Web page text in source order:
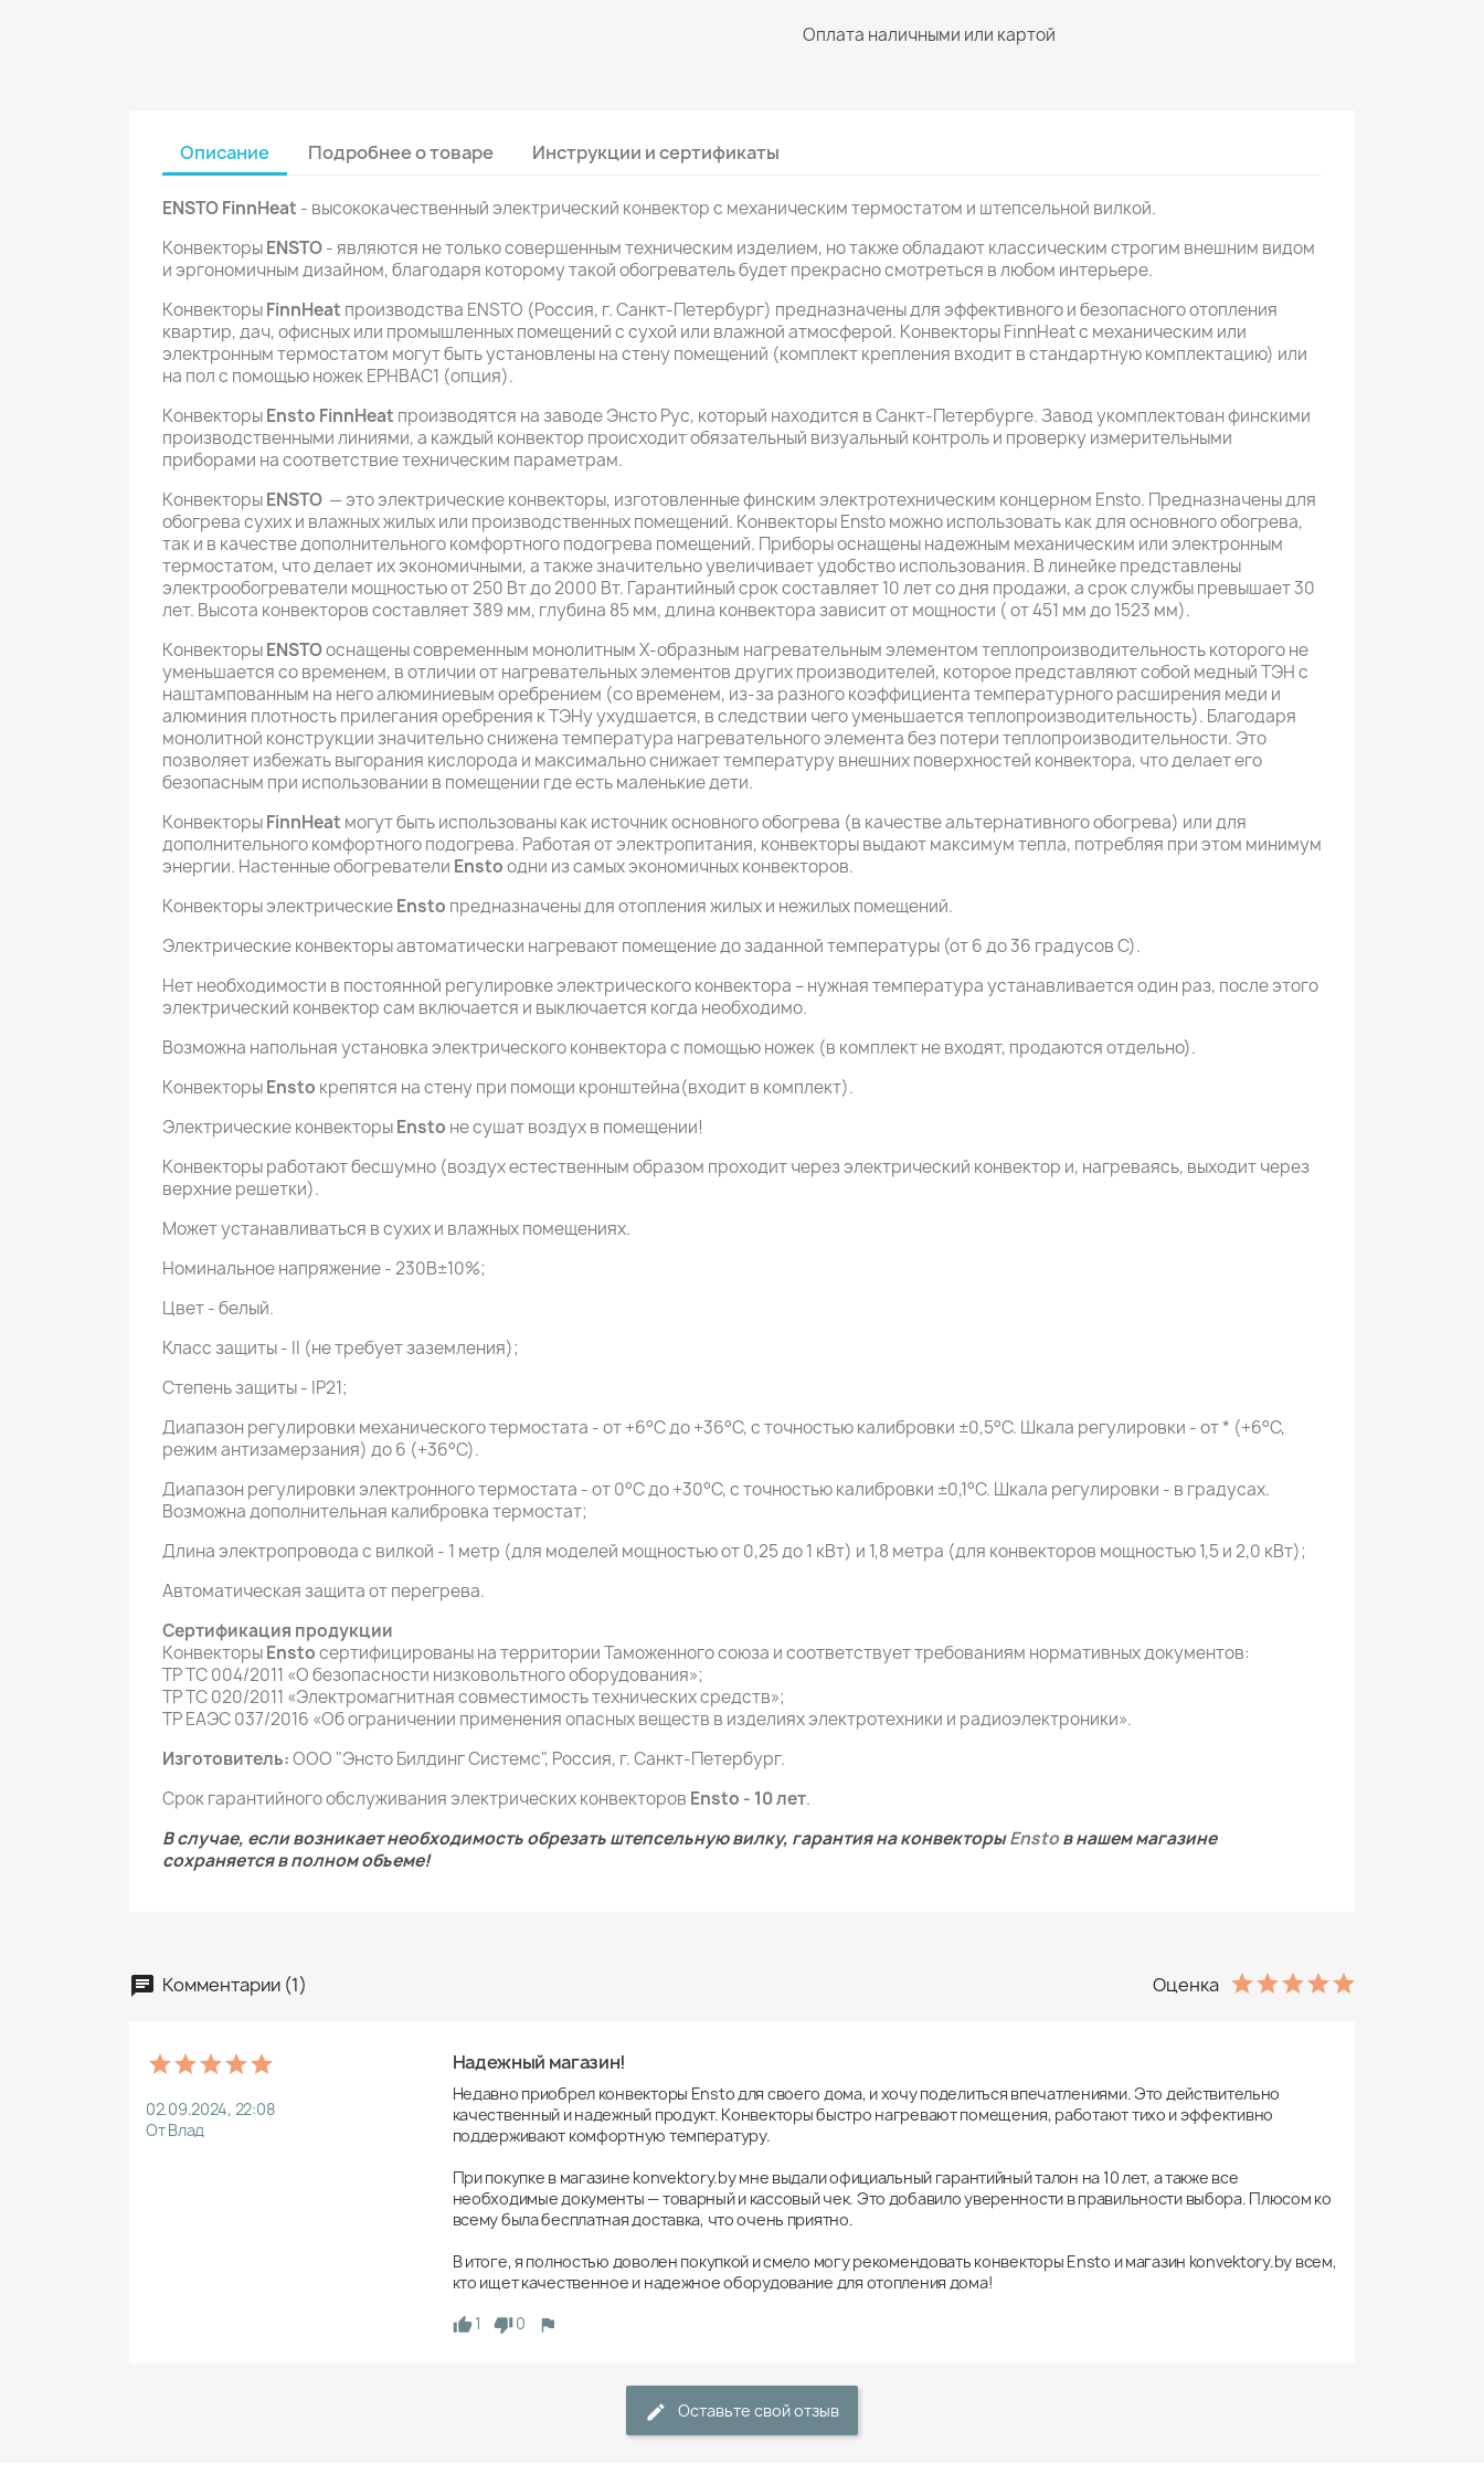
Оплата наличными или картой
Описание Подробнее о товаре Инструкции и сертификаты
ENSTO FinnHeat - высококачественный электрический конвектор с механическим термостатом и штепсельной вилкой.
КонвекторыENSTO- являются не только совершенным техническим изделием, но также обладают классическим строгим внешним видом
и эргономичным дизайном, благодаря которому такой обогреватель будет прекрасно смотреться в любом интерьере.
КонвекторыFinnHeat производства ENSTO (Россия, г. Санкт-Петербург) предназначены для эффективного и безопасного отопления
квартир, дач, офисных или промышленных помещений с сухой или влажной атмосферой. Конвекторы FinnHeat с механическим или
электронным термостатом могут быть установлены на стену помещений (комплект крепления входит в стандартную комплектацию) или
на пол с помощью ножек EPHBAC1 (опция).
КонвекторыEnsto FinnHeat производятся на заводе Энсто Рус, который находится в Санкт-Петербурге. Завод укомплектован финскими
производственными линиями, а каждый конвектор происходит обязательный визуальный контроль и проверку измерительными
приборами на соответствие техническим параметрам.
КонвекторыENSTO — это электрические конвекторы, изготовленные финским электротехническим концерном Ensto. Предназначены для
обогрева сухих и влажных жилых или производственных помещений. Конвекторы Ensto можно использовать как для основного обогрева,
так и в качестве дополнительного комфортного подогрева помещений. Приборы оснащены надежным механическим или электронным
термостатом, что делает их экономичными, а также значительно увеличивает удобство использования. В линейке представлены
электрообогреватели мощностью от 250 Вт до 2000 Вт. Гарантийный срок составляет 10 лет со дня продажи, а срок службы превышает 30
лет. Высота конвекторов составляет 389 мм, глубина 85 мм, длина конвектора зависит от мощности ( от 451 мм до 1523 мм).
КонвекторыENSTOоснащены современным монолитным X-образным нагревательным элементом теплопроизводительность которого не
уменьшается со временем, в отличии от нагревательных элементов других производителей, которое представляют собой медный ТЭН с
наштампованным на него алюминиевым оребрением (со временем, из-за разного коэффициента температурного расширения меди и
алюминия плотность прилегания оребрения к ТЭНу ухудшается, в следствии чего уменьшается теплопроизводительность). Благодаря
монолитной конструкции значительно снижена температура нагревательного элемента без потери теплопроизводительности. Это
позволяет избежать выгорания кислорода и максимально снижает температуру внешних поверхностей конвектора, что делает его
безопасным при использовании в помещении где есть маленькие дети.
КонвекторыFinnHeat могут быть использованы как источник основного обогрева (в качестве альтернативного обогрева) или для
дополнительного комфортного подогрева. Работая от электропитания, конвекторы выдают максимум тепла, потребляя при этом минимум
энергии. Настенные обогреватели Enstoодни из самых экономичных конвекторов.
Конвекторы электрическиеEnsto предназначены для отопления жилых и нежилых помещений.
Электрические конвекторы автоматически нагревают помещение до заданной температуры (от 6 до 36 градусов С).
Нет необходимости в постоянной регулировке электрического конвектора – нужная температура устанавливается один раз, после этого
электрический конвектор сам включается и выключается когда необходимо.
Возможна напольная установка электрического конвектора с помощью ножек (в комплект не входят, продаются отдельно).
КонвекторыEnsto крепятся на стену при помощи кронштейна(входит в комплект).
Электрические конвекторыEnsto не сушат воздух в помещении!
Конвекторы работают бесшумно (воздух естественным образом проходит через электрический конвектор и, нагреваясь, выходит через
верхние решетки).
Может устанавливаться в сухих и влажных помещениях.
Номинальное напряжение - 230В±10%;
Цвет - белый.
Класс защиты - II (не требует заземления);
Степень защиты - IP21;
Диапазон регулировки механического термостата - от +6°С до +36°С, с точностью калибровки ±0,5°С. Шкала регулировки - от * (+6°С,
режим антизамерзания) до 6 (+36°С).
Диапазон регулировки электронного термостата - от 0°С до +30°С, с точностью калибровки ±0,1°С. Шкала регулировки - в градусах.
Возможна дополнительная калибровка термостат;
Длина электропровода с вилкой - 1 метр (для моделей мощностью от 0,25 до 1 кВт) и 1,8 метра (для конвекторов мощностью 1,5 и 2,0 кВт);
Автоматическая защита от перегрева.
Сертификация продукции
КонвекторыEnstoсертифицированы на территории Таможенного союза и соответствует требованиям нормативных документов:
ТР ТС 004/2011 «О безопасности низковольтного оборудования»;
ТР ТС 020/2011 «Электромагнитная совместимость технических средств»;
ТР ЕАЭС 037/2016 «Об ограничении применения опасных веществ в изделиях электротехники и радиоэлектроники».
Изготовитель:ООО "Энсто Билдинг Системс", Россия, г. Санкт-Петербург.
Срок гарантийного обслуживания электрических конвекторов Ensto - 10 лет.
В случае, если возникает необходимость обрезать штепсельную вилку, гарантия на конвекторыEnstoв нашем магазине
сохраняется в полном объеме!
Комментарии (1) Оценка
02.09.2024, 22:08
От Влад
Надежный магазин!
Недавно приобрел конвекторы Ensto для своего дома, и хочу поделиться впечатлениями. Это действительно
качественный и надежный продукт. Конвекторы быстро нагревают помещения, работают тихо и эффективно
поддерживают комфортную температуру.
При покупке в магазине konvektory.by мне выдали официальный гарантийный талон на 10 лет, а также все
необходимые документы — товарный и кассовый чек. Это добавило уверенности в правильности выбора. Плюсом ко
всему была бесплатная доставка, что очень приятно.
В итоге, я полностью доволен покупкой и смело могу рекомендовать конвекторы Ensto и магазин konvektory.by всем,
кто ищет качественное и надежное оборудование для отопления дома!
1
0
Оставьте свой отзыв